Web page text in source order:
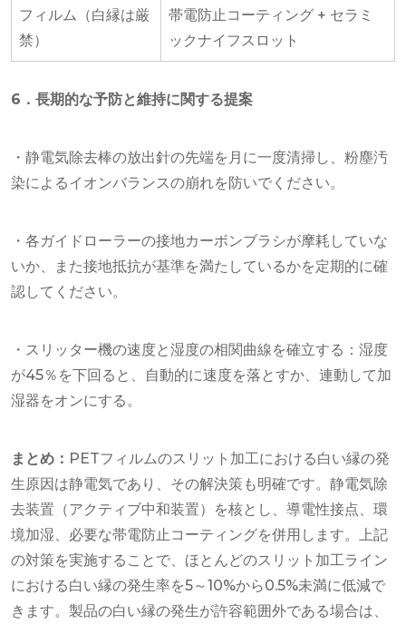
フィルム（白縁は厳
禁）
帯電防止コーティング + セラミ
ックナイフスロット
6．長期的な予防と維持に関する提案
・静電気除去棒の放出針の先端を月に一度清掃し、粉塵汚
染によるイオンバランスの崩れを防いでください。
・各ガイドローラーの接地カーボンブラシが摩耗していな
いか、また接地抵抗が基準を満たしているかを定期的に確
認してください。
・スリッター機の速度と湿度の相関曲線を確立する：湿度
が45％を下回ると、自動的に速度を落とすか、連動して加
湿器をオンにする。
まとめ： PETフィルムのスリット加工における白い縁の発
生原因は静電気であり、その解決策も明確です。静電気除
去装置（アクティブ中和装置）を核とし、導電性接点、環
境加湿、必要な帯電防止コーティングを併用します。上記
の対策を実施することで、ほとんどのスリット加工ライン
における白い縁の発生率を5～10%から0.5%未満に低減で
きます。製品の白い縁の発生が許容範囲外である場合は、